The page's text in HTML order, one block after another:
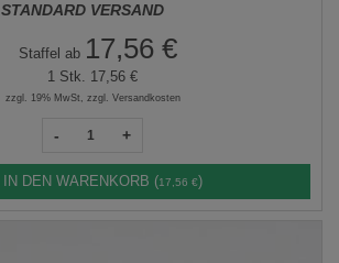
STANDARD VERSAND
Staffel ab 17,56 €
1 Stk. 17,56 €
zzgl. 19% MwSt, zzgl. Versandkosten
- +
IN DEN WARENKORB (17,56 €)